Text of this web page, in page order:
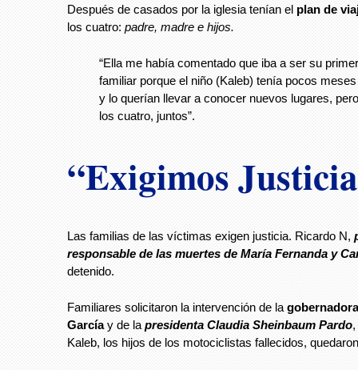
Después de casados por la iglesia tenían el plan de
los cuatro: padre, madre e hijos.
“Ella me había comentado que iba a ser su
familiar porque el niño (Kaleb) tenía pocos
y lo querían llevar a conocer nuevos lugares,
los cuatro, juntos”.
“Exigimos
Las familias de las víctimas exigen justicia. Ricardo N,
responsable de las muertes de María Fernanda y
detenido.
Familiares solicitaron la intervención de la
Garcíay de la presidenta Claudia Sheinbaum Pardo
Kaleb, los hijos de los motociclistas fallecidos,